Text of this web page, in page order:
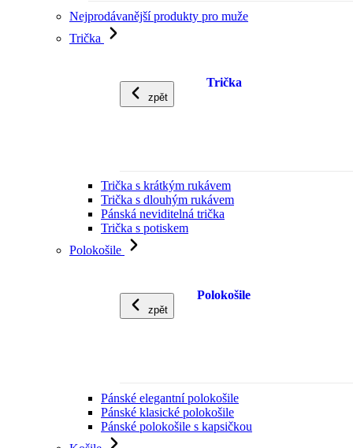
Nejprodávanější produkty pro muže
Trička
zpět
Trička
Trička s krátkým rukávem
Trička s dlouhým rukávem
Pánská neviditelná trička
Trička s potiskem
Polokošile
zpět
Polokošile
Pánské elegantní polokošile
Pánské klasické polokošile
Pánské polokošile s kapsičkou